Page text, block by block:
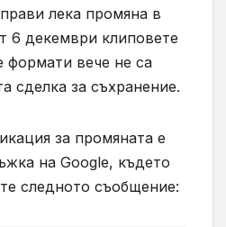
лека промяна в
6 декември клиповете
вече не са
сделка за съхранение.
за промяната е
на Google, където
следното съобщение: